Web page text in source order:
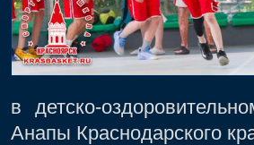
в детско-
Анапы Краснодарского